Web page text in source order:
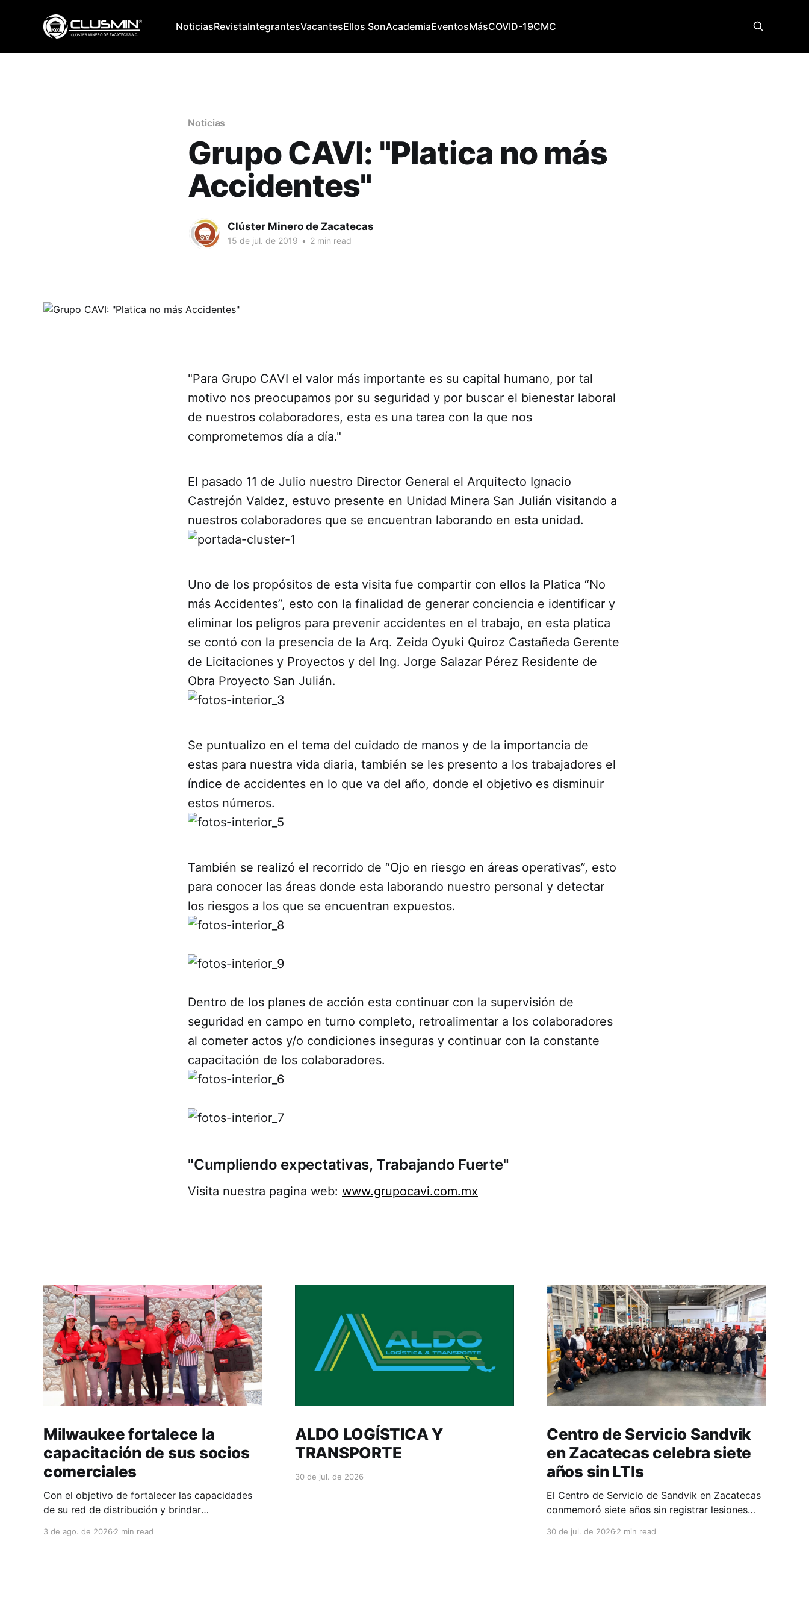
NoticiasRevistaIntegrantesVacantesEllos SonAcademiaEventosMásCOVID-19CMC
Noticias
Grupo CAVI: "Platica no más
Accidentes"
Clúster Minero de Zacatecas
15 de jul. de 2019 • 2 min read
"Para Grupo CAVI el valor más importante es su capital humano, por tal
motivo nos preocupamos por su seguridad y por buscar el bienestar laboral
de nuestros colaboradores, esta es una tarea con la que nos
comprometemos día a día."
El pasado 11 de Julio nuestro Director General el Arquitecto Ignacio
Castrejón Valdez, estuvo presente en Unidad Minera San Julián visitando a
nuestros colaboradores que se encuentran laborando en esta unidad.
Uno de los propósitos de esta visita fue compartir con ellos la Platica “No
más Accidentes”, esto con la finalidad de generar conciencia e identificar y
eliminar los peligros para prevenir accidentes en el trabajo, en esta platica
se contó con la presencia de la Arq. Zeida Oyuki Quiroz Castañeda Gerente
de Licitaciones y Proyectos y del Ing. Jorge Salazar Pérez Residente de
Obra Proyecto San Julián.
Se puntualizo en el tema del cuidado de manos y de la importancia de
estas para nuestra vida diaria, también se les presento a los trabajadores el
índice de accidentes en lo que va del año, donde el objetivo es disminuir
estos números.
También se realizó el recorrido de “Ojo en riesgo en áreas operativas”, esto
para conocer las áreas donde esta laborando nuestro personal y detectar
los riesgos a los que se encuentran expuestos.
Dentro de los planes de acción esta continuar con la supervisión de
seguridad en campo en turno completo, retroalimentar a los colaboradores
al cometer actos y/o condiciones inseguras y continuar con la constante
capacitación de los colaboradores.
"Cumpliendo expectativas, Trabajando Fuerte"
Visita nuestra pagina web: www.grupocavi.com.mx
Milwaukee fortalece la
capacitación de sus socios
comerciales
Con el objetivo de fortalecer las capacidades
de su red de distribución y brindar
desempeño comercial y técnico, Milwaukee
3 de ago. de 2026 2 min read
ALDO LOGÍSTICA Y
TRANSPORTE
30 de jul. de 2026
Centro de Servicio Sandvik
en Zacatecas celebra siete
años sin LTIs
El Centro de Servicio de Sandvik en Zacatecas
conmemoró siete años sin registrar lesiones
la consolidación de una cultura de seguridad
30 de jul. de 20262 min read